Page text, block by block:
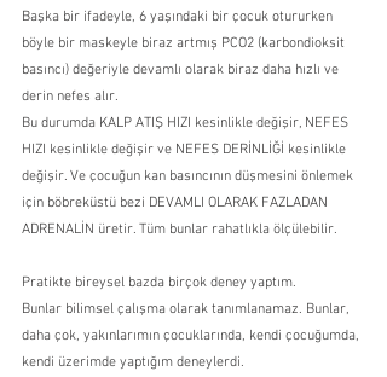
Başka bir ifadeyle, 6 yaşındaki bir çocuk otururken
böyle bir maskeyle biraz artmış PCO2 (karbondioksit
basıncı) değeriyle devamlı olarak biraz daha hızlı ve
derin nefes alır.
Bu durumda KALP ATIŞ HIZI kesinlikle değişir, NEFES
HIZI kesinlikle değişir ve NEFES DERİNLİĞİ kesinlikle
değişir. Ve çocuğun kan basıncının düşmesini önlemek
için böbreküstü bezi DEVAMLI OLARAK FAZLADAN
ADRENALİN üretir. Tüm bunlar rahatlıkla ölçülebilir.
Pratikte bireysel bazda birçok deney yaptım.
Bunlar bilimsel çalışma olarak tanımlanamaz. Bunlar,
daha çok, yakınlarımın çocuklarında, kendi çocuğumda,
kendi üzerimde yaptığım deneylerdi.